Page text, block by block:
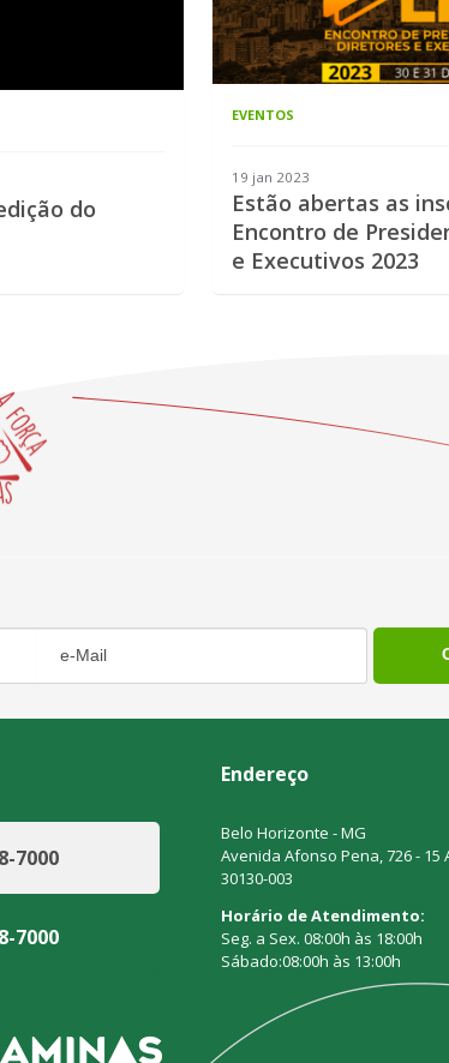
do
EVENTOS
19 jan 2023
Estão abertas as
Encontro de
e Executivos 2023
7000
7000
Endereço
Belo Horizonte - MG
Avenida Afonso Pena, 726 - 15
30130-003
Horário de Atendimento:
Seg. a Sex. 08:00h às 18:00h
Sábado:08:00h às 13:00h